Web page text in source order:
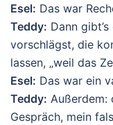
Esel: Das war
Teddy: Dann
vorschlägst, die
lassen, „weil das
Esel: Das war ein
Teddy: Außerdem:
Gespräch, mein